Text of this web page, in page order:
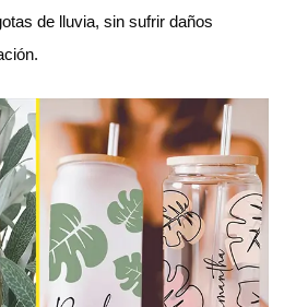
de lluvia, sin sufrir daños